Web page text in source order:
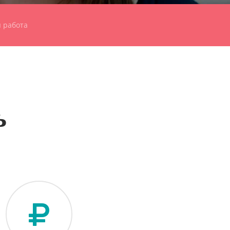
работа